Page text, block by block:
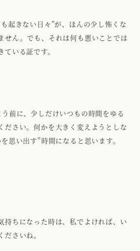
起きない日々”が、ほんの少し怖くな
せん。でも、それは何も悪いことでは
いる証です。
前に、少しだけいつもの時間をゆる
ださい。何かを大きく変えようとしな
思い出す”時間になると思います。
持ちになった時は、私でよければ、い
さいね。